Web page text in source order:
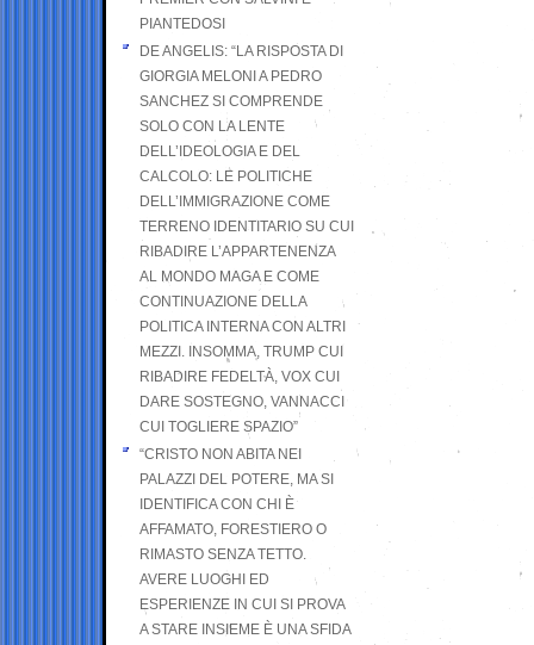
PIANTEDOSI
DE ANGELIS: “LA RISPOSTA DI
GIORGIA MELONI A PEDRO
SANCHEZ SI COMPRENDE
SOLO CON LA LENTE
DELL’IDEOLOGIA E DEL
CALCOLO: LE POLITICHE
DELL’IMMIGRAZIONE COME
TERRENO IDENTITARIO SU CUI
RIBADIRE L’APPARTENENZA
AL MONDO MAGA E COME
CONTINUAZIONE DELLA
POLITICA INTERNA CON ALTRI
MEZZI. INSOMMA, TRUMP CUI
RIBADIRE FEDELTÀ, VOX CUI
DARE SOSTEGNO, VANNACCI
CUI TOGLIERE SPAZIO”
“CRISTO NON ABITA NEI
PALAZZI DEL POTERE, MA SI
IDENTIFICA CON CHI È
AFFAMATO, FORESTIERO O
RIMASTO SENZA TETTO.
AVERE LUOGHI ED
ESPERIENZE IN CUI SI PROVA
A STARE INSIEME È UNA SFIDA